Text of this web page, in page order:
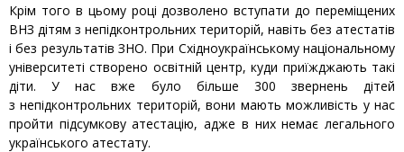
Крім того в цьому році дозволено вступати до переміщених
ВНЗ дітям з непідконтрольних територій, навіть без атестатів
і без результатів ЗНО. При Східноукраїнському національному
університеті створено освітній центр, куди приїжджають такі
діти. У нас вже було більше 300 звернень дітей
з непідконтрольних територій, вони мають можливість у нас
пройти підсумкову атестацію, адже в них немає легального
українського атестату.